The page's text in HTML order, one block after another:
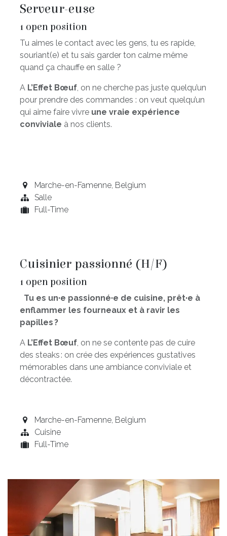
Serveur-euse
1 open position
Tu aimes le contact avec les gens, tu es rapide,
souriant(e) et tu sais garder ton calme même
quand ça chauffe en salle ?
A L’Effet Bœuf, on ne cherche pas juste quelqu’un
pour prendre des commandes : on veut quelqu’un
qui aime faire vivre une vraie expérience
conviviale à nos clients.
Marche-en-Famenne, Belgium
Salle
Full-Time
Cuisinier passionné (H/F)
1 open position
Tu es un·e passionné·e de cuisine, prêt·e à
enflammer les fourneaux et à ravir les
papilles ?
A L’Effet Bœuf, on ne se contente pas de cuire
des steaks : on crée des expériences gustatives
mémorables dans une ambiance conviviale et
décontractée.
Marche-en-Famenne, Belgium
Cuisine
Full-Time